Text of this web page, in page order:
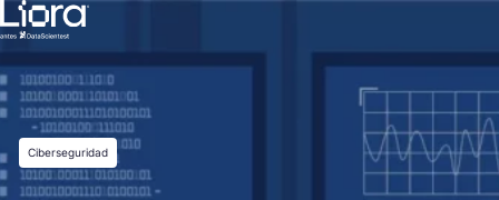
Saltar
al
contenido
Ciberseguridad